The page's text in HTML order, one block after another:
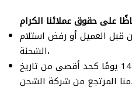
قبل العميل أو رفض استلام
الشحنة،
يتم إعادة قيمة المنتج خلال 14 يومًا كحد أقصى من تاريخ